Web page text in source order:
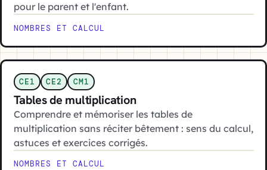
pour le parent et l'enfant.
NOMBRES ET CALCUL
CE1 CE2 CM1
Tables de multiplication
Comprendre et mémoriser les tables de
multiplication sans réciter bêtement : sens du calcul,
astuces et exercices corrigés.
NOMBRES ET CALCUL